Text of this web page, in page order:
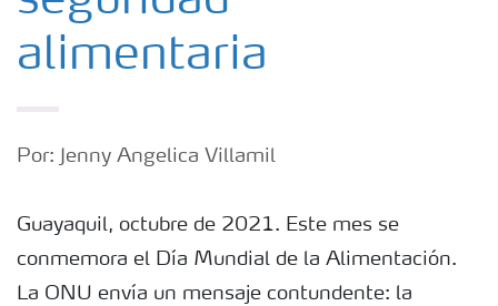
alimentaria
Por: Jenny Angelica Villamil
Guayaquil, octubre de 2021. Este mes se
conmemora el Día Mundial de la Alimentación.
La ONU envía un mensaje contundente: la